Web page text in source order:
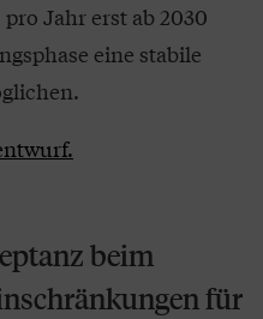
Jahr erst ab 2030
eine stabile
beim
für